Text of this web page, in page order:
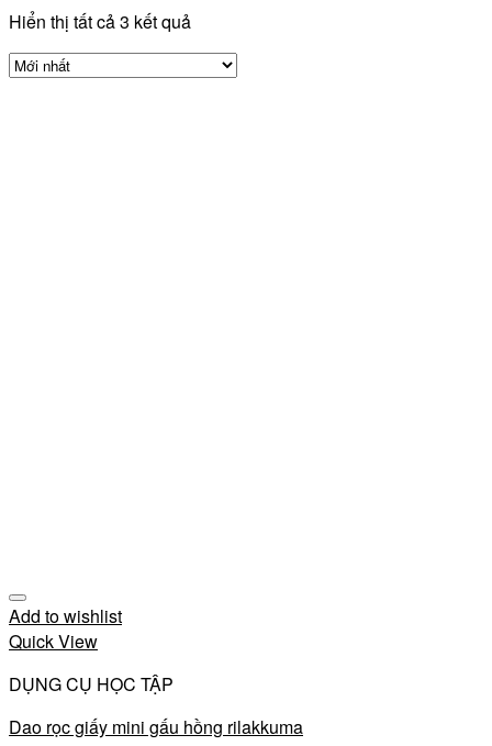
Hiển thị tất cả 3 kết quả
Add to wishlist
Quick View
DỤNG CỤ HỌC TẬP
Dao rọc giấy mini gấu hồng rilakkuma